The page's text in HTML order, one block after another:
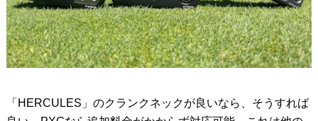
「HERCULES」のクランクネックが良いなら、そうすれば